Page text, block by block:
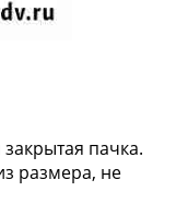
пачка.
размера, не